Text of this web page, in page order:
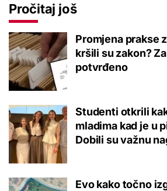
Pročitaj još
Promjena prakse
kršili su zakon?
potvrđeno
Studenti otkrili
mladima kad je u
Dobili su važnu
Evo kako točno